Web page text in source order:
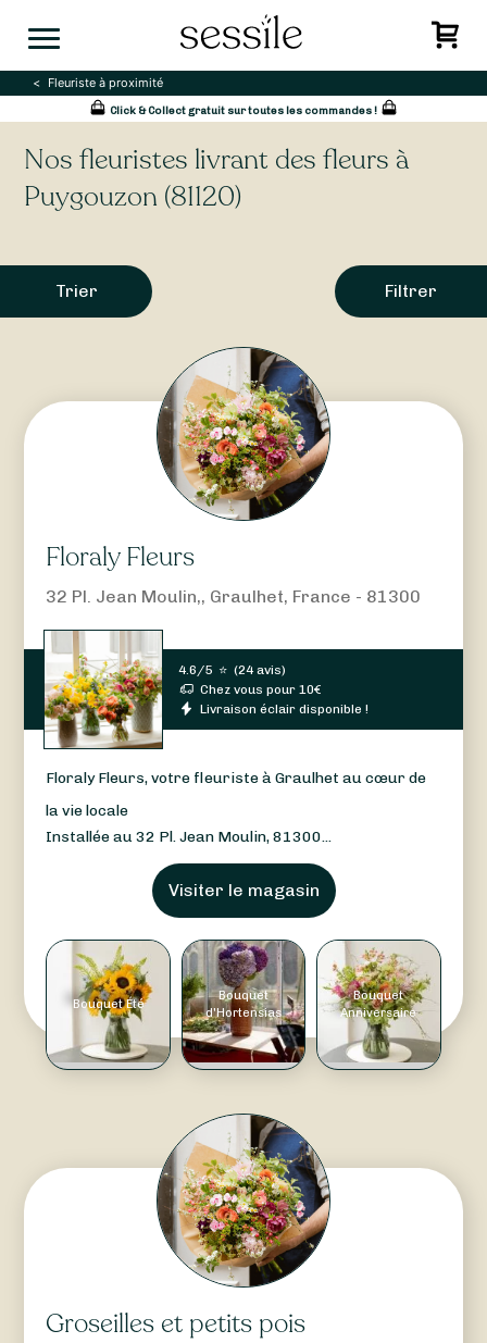
Fleuriste à proximité
Click & Collect gratuit sur toutes les commandes !
Nos fleuristes livrant des fleurs à
Puygouzon (81120)
Trier Filtrer
Floraly Fleurs
32 Pl. Jean Moulin,, Graulhet, France - 81300
4.6/5 ⭐ (24 avis)
Chez vous pour10€
Livraison éclair disponible !
Floraly Fleurs, votre fleuriste à Graulhet au cœur de
la vie locale
Installée au 32 Pl. Jean Moulin, 81300...
Visiter le magasin
Bouquet Été
Bouquet
d'Hortensias
Bouquet
Anniversaire
Groseilles et petits pois